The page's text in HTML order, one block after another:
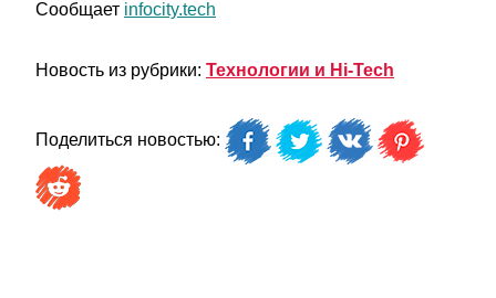
Сообщает infocity.tech
Новость из рубрики: Технологии и Hi-Tech
Поделиться новостью: